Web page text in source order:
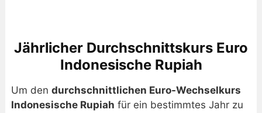
Jährlicher Durchschnittskurs Euro
Indonesische Rupiah
Um den durchschnittlichen Euro-Wechselkurs
Indonesische Rupiah für ein bestimmtes Jahr zu